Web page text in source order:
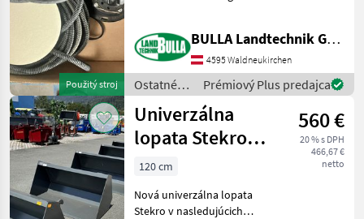
Použitý stroj
benötigt nur einen
Stromanschluss Ostatné
traktorové komponenty S
BULLA Landtechnik GmbH
4595 Waldneukirchen
Ostatné
traktorové
komponenty
/ Trimble
Prémiový Plus predajca
Univerzálna
lopata Stekro
NOVINKA 120 –
240 cm
560 €
20 % s DPH
466,67 €
netto
120 cm
Nová univerzálna lopata
Stekro v nasledujúcich